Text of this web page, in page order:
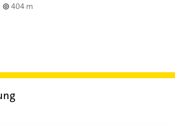
404 m